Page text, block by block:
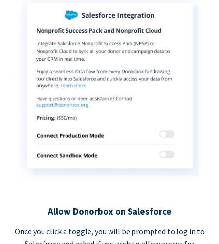
Allow Donorbox on Salesforce
Once you click a toggle, you will be prompted to log in to